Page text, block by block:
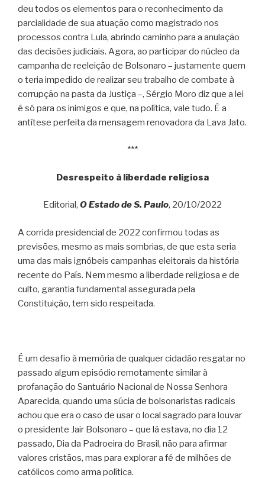
deu todos os elementos para o reconhecimento da
parcialidade de sua atuação como magistrado nos
processos contra Lula, abrindo caminho para a anulação
das decisões judiciais. Agora, ao participar do núcleo da
campanha de reeleição de Bolsonaro – justamente quem
o teria impedido de realizar seu trabalho de combate à
corrupção na pasta da Justiça –, Sérgio Moro diz que a lei
é só para os inimigos e que, na política, vale tudo. É a
antítese perfeita da mensagem renovadora da Lava Jato.
***
Desrespeito à liberdade religiosa
Editorial, O Estado de S. Paulo, 20/10/2022
A corrida presidencial de 2022 confirmou todas as
previsões, mesmo as mais sombrias, de que esta seria
uma das mais ignóbeis campanhas eleitorais da história
recente do País. Nem mesmo a liberdade religiosa e de
culto, garantia fundamental assegurada pela
Constituição, tem sido respeitada.
É um desafio à memória de qualquer cidadão resgatar no
passado algum episódio remotamente similar à
profanação do Santuário Nacional de Nossa Senhora
Aparecida, quando uma súcia de bolsonaristas radicais
achou que era o caso de usar o local sagrado para louvar
o presidente Jair Bolsonaro – que lá estava, no dia 12
passado, Dia da Padroeira do Brasil, não para afirmar
valores cristãos, mas para explorar a fé de milhões de
católicos como arma política.